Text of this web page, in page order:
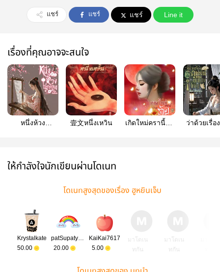
แชร์ แชร์ แชร์ Line it
เรื่องที่คุณอาจจะสนใจ
หนึ่งห้วง
壹文หนึ่งเหวิน
เกิดใหม่ครานี้ข้า
ว่าด้วยเรื่อ
ให้กำลังใจนักเขียนผ่านโดเนท
โดเนทสูงสุดของเรื่อง ฮูหยินเจ็บ
Krystalkate
50.00
20.00
KaiKai7617
5.00
มาโดเน
ทกัน
มาโดเน
ทกัน